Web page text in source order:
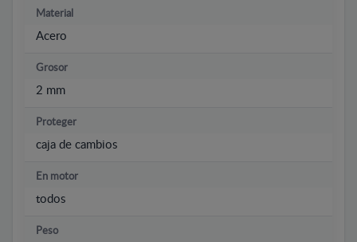
Material
Acero
Grosor
2 mm
Proteger
caja de cambios
En motor
todos
Peso